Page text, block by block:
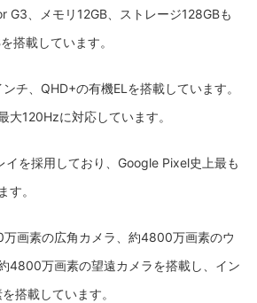
G3、メモリ12GB、ストレージ128GBも
搭載しています。
チ、QHD+の有機ELを搭載しています。
大120Hzに対応しています。
を採用しており、Google Pixel史上最も
す。
画素の広角カメラ、約4800万画素のウ
4800万画素の望遠カメラを搭載し、イン
搭載しています。